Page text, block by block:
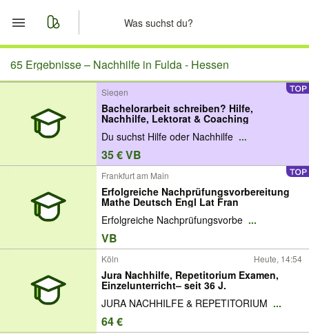
Start
Nachrichten
Anzeige aufgeben
65 Ergebnisse – Nachhilfe in Fulda - Hessen
Siegen
Bachelorarbeit schreiben? Hilfe,
Nachhilfe, Lektorat & Coaching
Du suchst Hilfe oder Nachhilfe ...
35 € VB
Frankfurt am Main
Erfolgreiche Nachprüfungsvorbereitung
Mathe Deutsch Engl Lat Fran
Erfolgreiche Nachprüfungsvorbe ...
VB
Köln Heute, 14:54
Jura Nachhilfe, Repetitorium Examen,
Einzelunterricht– seit 36 J.
JURA NACHHILFE & REPETITORIUM ...
64 €